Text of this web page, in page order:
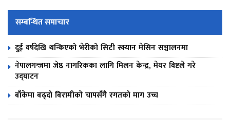
सम्बन्धित समाचार
दुई वर्षदेखि थन्किएको भेरीको सिटी स्क्यान मेसिन सञ्चालनमा
नेपालगन्जमा जेष्ठ नागरिकका लागि मिलन केन्द्र, मेयर विष्टले गरे
उद्घाटन
बाँकेमा बढ्दो बिरामीको चापसँगै रगतको माग उच्च